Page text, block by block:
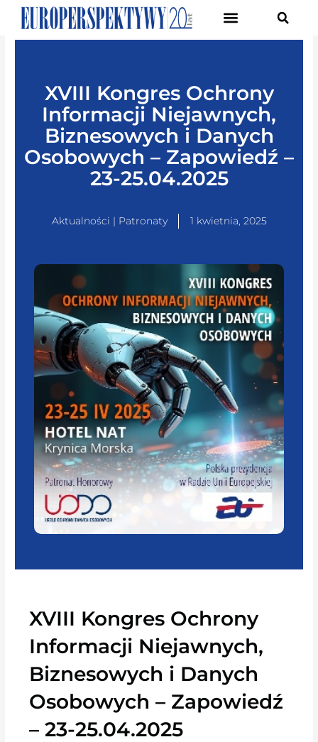
XVIII Kongres Ochrony
Informacji Niejawnych,
Biznesowych i Danych
Osobowych – Zapowiedź –
23-25.04.2025
Aktualności | Patronaty 1 kwietnia, 2025
XVIII Kongres Ochrony
Informacji Niejawnych,
Biznesowych i Danych
Osobowych – Zapowiedź
– 23-25.04.2025